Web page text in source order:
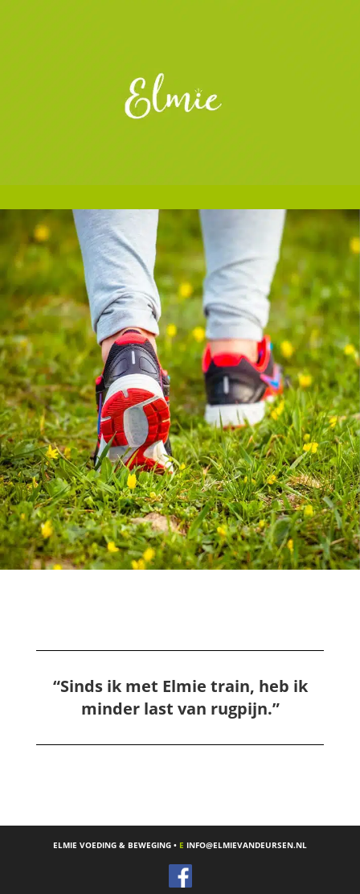
“Sinds ik met Elmie train, heb ik
minder last van rugpijn.”
ELMIE VOEDING & BEWEGING • E INFO@ELMIEVANDEURSEN.NL